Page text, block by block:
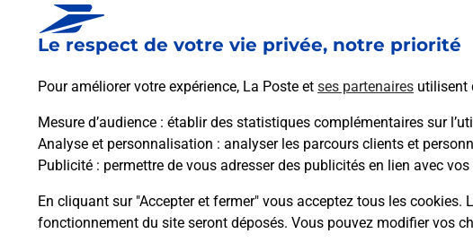
Le respect de votre vie privée, notre priorité
Pour améliorer votre expérience, La Poste et ses partenaires utilisent
Mesure d’audience : établir des statistiques complémentaires sur
Analyse et personnalisation : analyser les parcours clients et
Publicité : permettre de vous adresser des publicités en lien avec
En cliquant sur "Accepter et fermer" vous acceptez tous les
fonctionnement du site seront déposés. Vous pouvez modifier vos
Boîte aux lettres La Poste
Prochaine collecte du courrier samedi à
10380 Charny Le Bachot
Itinéraire